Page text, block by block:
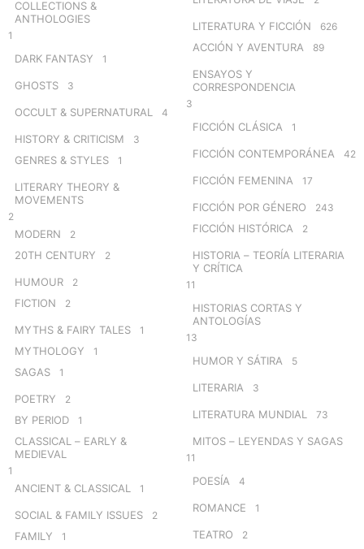
COLLECTIONS &
ANTHOLOGIES
1
DARK FANTASY 1
GHOSTS 3
OCCULT & SUPERNATURAL 4
HISTORY & CRITICISM 3
GENRES & STYLES 1
LITERARY THEORY &
MOVEMENTS
2
MODERN 2
20TH CENTURY 2
HUMOUR 2
FICTION 2
MYTHS & FAIRY TALES 1
MYTHOLOGY 1
SAGAS 1
POETRY 2
BY PERIOD 1
CLASSICAL – EARLY &
MEDIEVAL
1
ANCIENT & CLASSICAL 1
SOCIAL & FAMILY ISSUES 2
FAMILY 1
LITERATURA Y FICCIÓN 626
ACCIÓN Y AVENTURA 89
ENSAYOS Y
CORRESPONDENCIA
3
FICCIÓN CLÁSICA 1
FICCIÓN CONTEMPORÁNEA 42
FICCIÓN FEMENINA 17
FICCIÓN POR GÉNERO 243
FICCIÓN HISTÓRICA 2
HISTORIA – TEORÍA LITERARIA
Y CRÍTICA
11
HISTORIAS CORTAS Y
ANTOLOGÍAS
13
HUMOR Y SÁTIRA 5
LITERARIA 3
LITERATURA MUNDIAL 73
MITOS – LEYENDAS Y SAGAS
11
POESÍA 4
ROMANCE 1
TEATRO 2